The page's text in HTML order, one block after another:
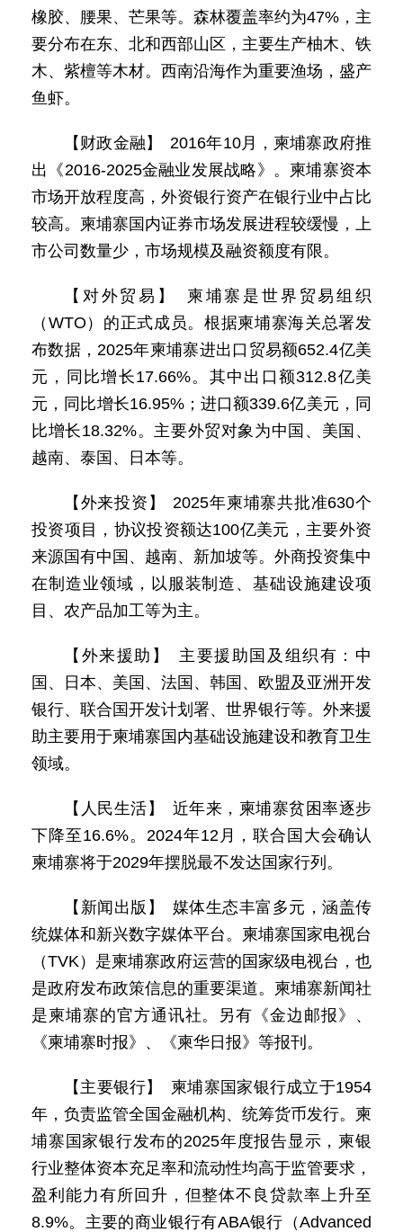
橡胶、腰果、芒果等。森林覆盖率约为47%，主
要分布在东、北和西部山区，主要生产柚木、铁
木、紫檀等木材。西南沿海作为重要渔场，盛产
鱼虾。
【财政金融】 2016年10月，柬埔寨政府推
出《2016-2025金融业发展战略》。柬埔寨资本
市场开放程度高，外资银行资产在银行业中占比
较高。柬埔寨国内证券市场发展进程较缓慢，上
市公司数量少，市场规模及融资额度有限。
【对外贸易】 柬埔寨是世界贸易组织
（WTO）的正式成员。根据柬埔寨海关总署发
布数据，2025年柬埔寨进出口贸易额652.4亿美
元，同比增长17.66%。其中出口额312.8亿美
元，同比增长16.95%；进口额339.6亿美元，同
比增长18.32%。主要外贸对象为中国、美国、
越南、泰国、日本等。
【外来投资】 2025年柬埔寨共批准630个
投资项目，协议投资额达100亿美元，主要外资
来源国有中国、越南、新加坡等。外商投资集中
在制造业领域，以服装制造、基础设施建设项
目、农产品加工等为主。
【外来援助】 主要援助国及组织有：中
国、日本、美国、法国、韩国、欧盟及亚洲开发
银行、联合国开发计划署、世界银行等。外来援
助主要用于柬埔寨国内基础设施建设和教育卫生
领域。
【人民生活】 近年来，柬埔寨贫困率逐步
下降至16.6%。2024年12月，联合国大会确认
柬埔寨将于2029年摆脱最不发达国家行列。
【新闻出版】 媒体生态丰富多元，涵盖传
统媒体和新兴数字媒体平台。柬埔寨国家电视台
（TVK）是柬埔寨政府运营的国家级电视台，也
是政府发布政策信息的重要渠道。柬埔寨新闻社
是柬埔寨的官方通讯社。另有《金边邮报》、
《柬埔寨时报》、《柬华日报》等报刊。
【主要银行】 柬埔寨国家银行成立于1954
年，负责监管全国金融机构、统筹货币发行。柬
埔寨国家银行发布的2025年度报告显示，柬银
行业整体资本充足率和流动性均高于监管要求，
盈利能力有所回升，但整体不良贷款率上升至
8.9%。主要的商业银行有ABA银行（Advanced